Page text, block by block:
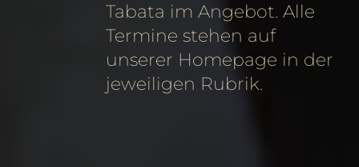
Tabata im Angebot. Alle
Termine stehen auf
unserer Homepage in der
jeweiligen Rubrik.